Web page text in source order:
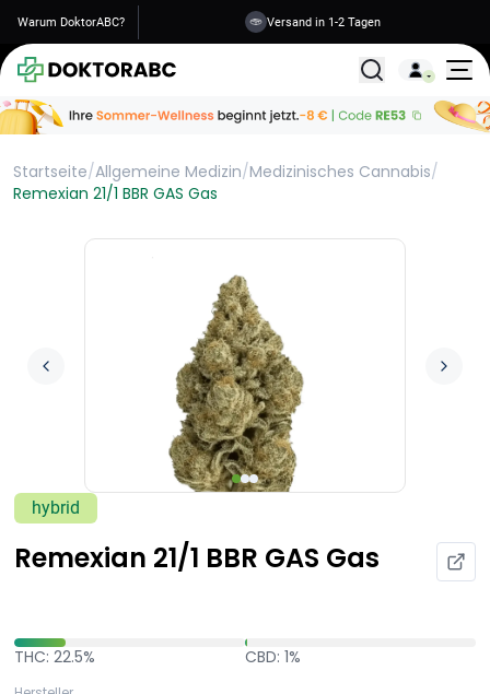
Warum DoktorABC? Versand in 1-2 Tagen
Alle
Startseite/Allgemeine Medizin/Medizinisches Cannabis/
Remexian 21/1 BBR GAS Gas
hybrid
Remexian 21/1 BBR GAS Gas
THC: 22.5% CBD: 1%